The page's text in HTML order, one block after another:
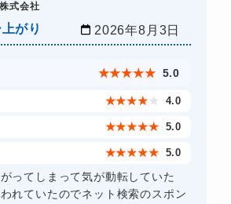
式会社
がり 2026年8月3日
★★★★★ 5.0
★★★★ ★ 4.0
★★★★★ 5.0
★★★★★ 5.0
ってしまって気が動転していた
れていたのでネット検索のスポン